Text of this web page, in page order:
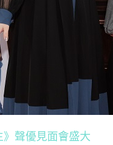
》聲優見面會盛大